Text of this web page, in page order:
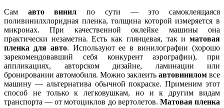
Сам авто винил по сути — этосамоклеящаяся
поливинилхлоридная пленка,толщина которой измеряется в
микронах. При качественной оклейке машиныона
практически незаметна.Есть как глянцевая, так иматовая
пленка для авто. Используют ее ввинилографии (хорошо
зарекомендовавший
себя конкурент аэрографии), при
аппликациях, авторском дизайне, ламинации или
бронировании автомобиля. Можно заклеить автовинилом все
машину — альтернатива обычной покраске.Применим этот
способ
не толькоклегковушкам, нои кдругим
видам
транспорта —от мотоциклов до вертолетов. Матовая пленка